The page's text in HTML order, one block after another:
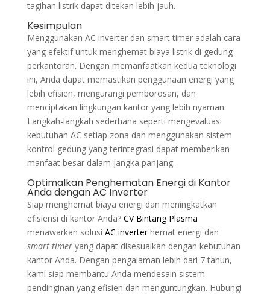
tagihan listrik dapat ditekan lebih jauh.
Kesimpulan
Menggunakan AC inverter dan smart timer adalah cara
yang efektif untuk menghemat biaya listrik di gedung
perkantoran. Dengan memanfaatkan kedua teknologi
ini, Anda dapat memastikan penggunaan energi yang
lebih efisien, mengurangi pemborosan, dan
menciptakan lingkungan kantor yang lebih nyaman.
Langkah-langkah sederhana seperti mengevaluasi
kebutuhan AC setiap zona dan menggunakan sistem
kontrol gedung yang terintegrasi dapat memberikan
manfaat besar dalam jangka panjang.
Optimalkan Penghematan Energi di Kantor
Anda dengan AC Inverter
Siap menghemat biaya energi dan meningkatkan
efisiensi di kantor Anda? CV Bintang Plasma
menawarkan solusi AC inverterhemat energi dan
smart timeryang dapat disesuaikan dengan kebutuhan
kantor Anda. Dengan pengalaman lebih dari 7 tahun,
kami siap membantu Anda mendesain sistem
pendinginan yang efisien dan menguntungkan. Hubungi